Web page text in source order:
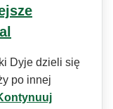
Dyje dzieli się
po innej